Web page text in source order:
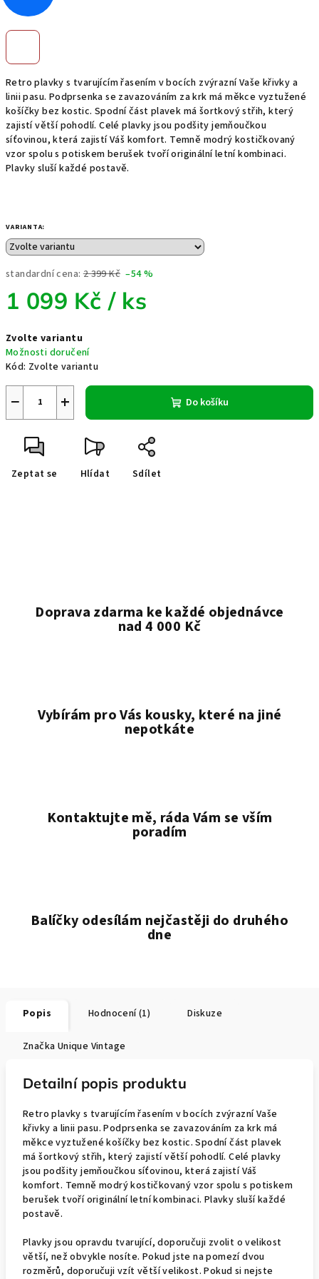
Retro plavky s tvarujícím řasením v bocích zvýrazní Vaše křivky a
linii pasu. Podprsenka se zavazováním za krk má měkce vyztužené
košíčky bez kostic. Spodní část plavek má šortkový střih, který
zajistí větší pohodlí. Celé plavky jsou podšity jemňoučkou
síťovinou, která zajistí Váš komfort. Temně modrý kostičkovaný
vzor spolu s potiskem berušek tvoří originální letní kombinaci.
Plavky sluší každé postavě.
VARIANTA:
standardní cena: 2 399 Kč –54 %
1 099 Kč / ks
cena:
Zvolte variantu
Možnosti doručení
Kód: Zvolte variantu
+
− Do košíku
Zeptat se Hlídat Sdílet
Doprava zdarma ke každé objednávce
nad 4 000 Kč
Vybírám pro Vás kousky, které na jiné
nepotkáte
Kontaktujte mě, ráda Vám se vším
poradím
Balíčky odesílám nejčastěji do druhého
dne
Popis Hodnocení (1) Diskuze
Značka Unique Vintage
Detailní popis produktu
Retro plavky s tvarujícím řasením v bocích zvýrazní Vaše
křivky a linii pasu. Podprsenka se zavazováním za krk má
měkce vyztužené košíčky bez kostic. Spodní část plavek
má šortkový střih, který zajistí větší pohodlí. Celé plavky
jsou podšity jemňoučkou síťovinou, která zajistí Váš
komfort. Temně modrý kostičkovaný vzor spolu s potiskem
berušek tvoří originální letní kombinaci. Plavky sluší každé
postavě.
Plavky jsou opravdu tvarující, doporučuji zvolit o velikost
větší, než obvykle nosíte. Pokud jste na pomezí dvou
rozměrů, doporučuji vzít větší velikost. Pokud si nejste